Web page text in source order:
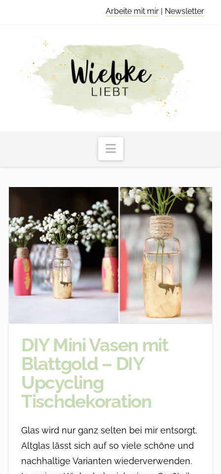
Arbeite mit mir | Newsletter
Navigation
DIY Mini Vasen mit
Blattgold – DIY
Upcycling
Tischdekoration
Glas wird nur ganz selten bei mir entsorgt.
Altglas lässt sich auf so viele schöne und
nachhaltige Varianten wiederverwenden.